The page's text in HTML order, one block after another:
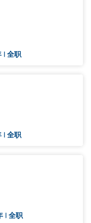
| 全职
| 全职
| 全职